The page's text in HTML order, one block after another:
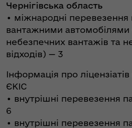
Чернігівська область
• міжнародні перевезення
вантажними автомобілями
небезпечних вантажів та
відходів) — 3
Інформація про
ЄКІС
• внутрішні перевезення
6
• внутрішні перевезення